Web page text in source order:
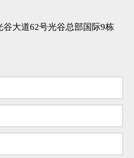
大道62号光谷总部国际9栋